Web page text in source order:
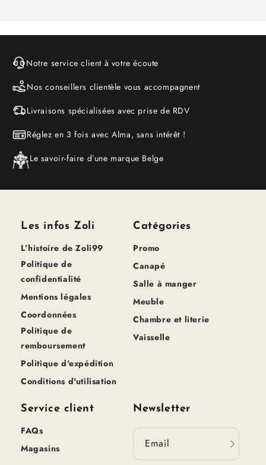
Notre service client à votre écoute
Nos conseillers clientèle vous accompagnent
Livraisons spécialisées avec prise de RDV
Réglez en 3 fois avec Alma, sans intérêt !
Le savoir-faire d’une marque Belge
Les infos Zoli
L’histoire de Zoli99
Politique de
confidentialité
Mentions légales
Coordonnées
Politique de
remboursement
Politique d'expédition
Conditions d'utilisation
Catégories
Promo
Canapé
Salle à manger
Meuble
Chambre et literie
Vaisselle
Service client
FAQs
Magasins
Newsletter
Email